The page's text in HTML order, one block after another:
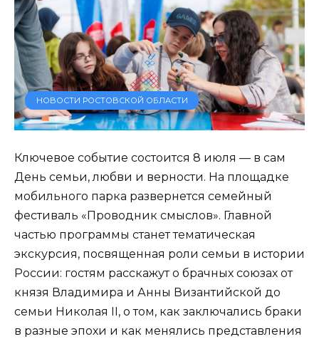
НОВОСТИ РОСТОВСКОЙ ОБЛАСТИ
Ключевое событие состоится 8 июля — в сам
День семьи, любви и верности. На площадке
мобильного парка развернется семейный
фестиваль «Проводник смыслов». Главной
частью программы станет тематическая
экскурсия, посвященная роли семьи в истории
России: гостям расскажут о брачных союзах от
князя Владимира и Анны Византийской до
семьи Николая II, о том, как заключались браки
в разные эпохи и как менялись представления